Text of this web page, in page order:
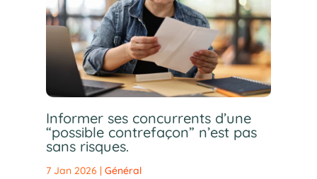
Informer ses concurrents d’une
“possible contrefaçon” n’est pas
sans risques.
7 Jan 2026 | Général